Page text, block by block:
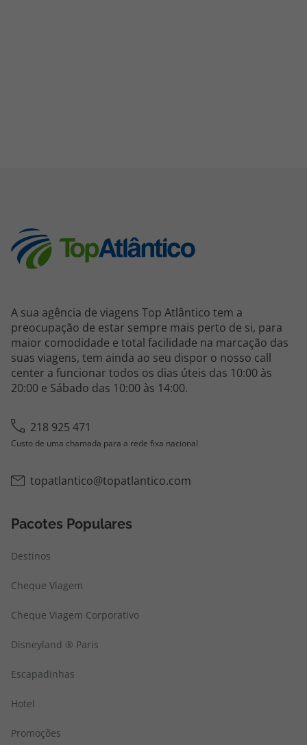
A sua agência de viagens Top Atlântico tem a
preocupação de estar sempre mais perto de si, para
maior comodidade e total facilidade na marcação das
suas viagens, tem ainda ao seu dispor o nosso call
center a funcionar todos os dias úteis das 10:00 às
20:00 e Sábado das 10:00 às 14:00.
218 925 471
Custo de uma chamada para a rede fixa nacional
topatlantico@topatlantico.com
Pacotes Populares
Destinos
Cheque Viagem
Cheque Viagem Corporativo
Disneyland ® Paris
Escapadinhas
Hotel
Promoções